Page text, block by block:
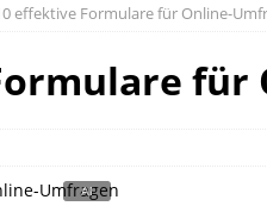
effektive Formulare für Online-
für